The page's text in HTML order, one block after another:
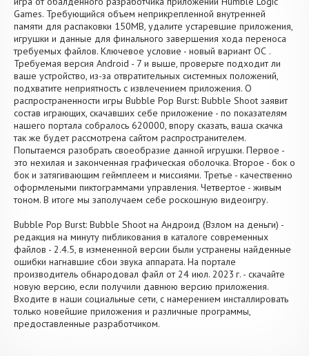
Games. Требующийся объем неприкрепленной внутренней
памяти для распаковки 150MB, удалите устаревшие приложения,
игрушки и данные для финального завершения хода переноса
требуемых файлов. Ключевое условие - новый вариант ОС .
Требуемая версия Android - 7 и выше, проверьте подходит ли
ваше устройство, из-за отвратительных системных положений,
подхватите неприятность с извлечением приложения. О
распространенности игры Bubble Pop Burst: Bubble Shoot заявит
состав играющих, скачавших себе приложение - по показателям
нашего портала собралось 620000, впору сказать, ваша скачка
так же будет рассмотрена сайтом распространителем.
Попытаемся разобрать своеобразие данной игрушки. Первое -
это нехилая и законченная графическая оболочка. Второе - бок о
бок и затягивающим геймплеем и миссиями. Третье - качественно
оформлеными пиктограммами управления. Четвертое - живым
тоном. В итоге мы заполучаем себе роскошную видеоигру.
Bubble Pop Burst: Bubble Shoot на Андроид (Взлом на деньги) -
редакция на минуту пибликования в каталоге современных
файлов - 2.4.5, в измененной версии были устранены найденные
ошибки нагнавшие сбои звука аппарата. На портале
производитель обнародовал файл от 24 июл. 2023 г. - скачайте
новую версию, если получили давнюю версию приложения.
Входите в наши социальные сети, с намерением инсталлировать
только новейшие приложения и различные программы,
предоставленные разработчиком.